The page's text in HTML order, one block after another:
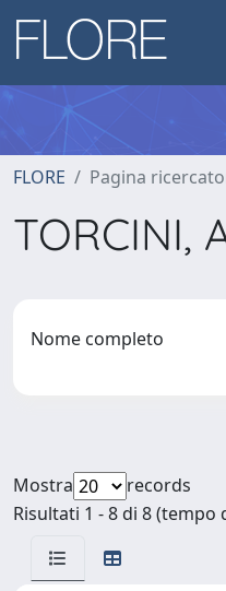
FLORE Pagina
TORCINI,
Nome completo
Mostra
records
Risultati 1 - 8 di 8 (tempo